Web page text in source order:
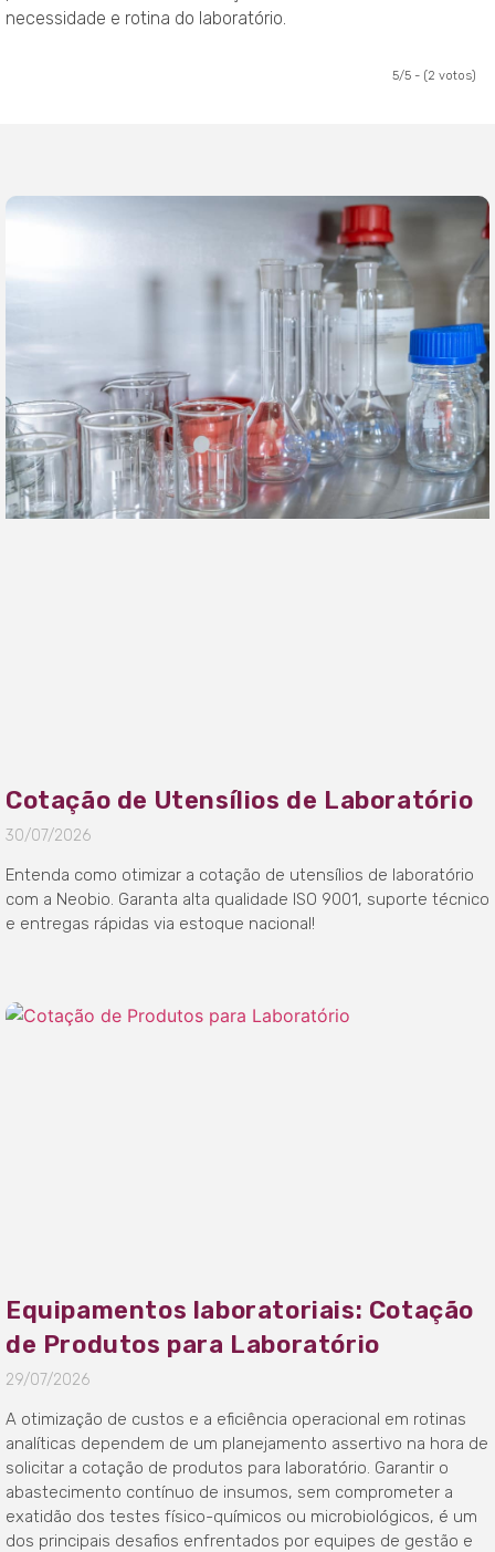
necessidade e rotina do laboratório.
5/5 - (2 votos)
Cotação de Utensílios de Laboratório
30/07/2026
Entenda como otimizar a cotação de utensílios de laboratório
com a Neobio. Garanta alta qualidade ISO 9001, suporte técnico
e entregas rápidas via estoque nacional!
Equipamentos laboratoriais: Cotação
de Produtos para Laboratório
29/07/2026
A otimização de custos e a eficiência operacional em rotinas
analíticas dependem de um planejamento assertivo na hora de
solicitar a cotação de produtos para laboratório. Garantir o
abastecimento contínuo de insumos, sem comprometer a
exatidão dos testes físico-químicos ou microbiológicos, é um
dos principais desafios enfrentados por equipes de gestão e